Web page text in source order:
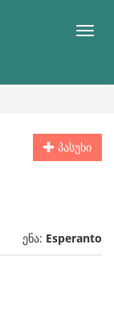
მენიუ
პასუხი
ენა: Esperanto